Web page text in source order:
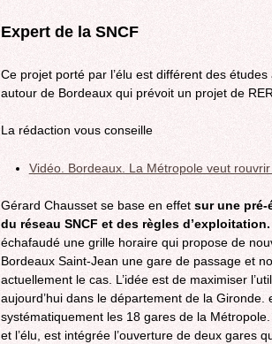
Expert de la SNCF
Ce projet porté par l’élu est différent des
autour de Bordeaux qui prévoit un projet de
La rédaction vous conseille
Vidéo. Bordeaux. La Métropole veut
Gérard Chausset se base en effet sur une pré-
du réseau SNCF et des règles d’exploitation.
échafaudé une grille horaire qui propose de
Bordeaux Saint-Jean une gare de passage et
actuellement le cas. L’idée est de maximiser
aujourd’hui dans le département de la
systématiquement les 18 gares de la
et l’élu, est intégrée l’ouverture de deux gares